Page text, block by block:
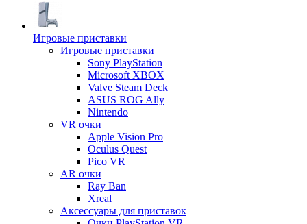
Игровые приставки
Игровые приставки
Sony PlayStation
Microsoft XBOX
Valve Steam Deck
ASUS ROG Ally
Nintendo
VR очки
Apple Vision Pro
Oculus Quest
Pico VR
AR очки
Ray Ban
Xreal
Аксессуары для приставок